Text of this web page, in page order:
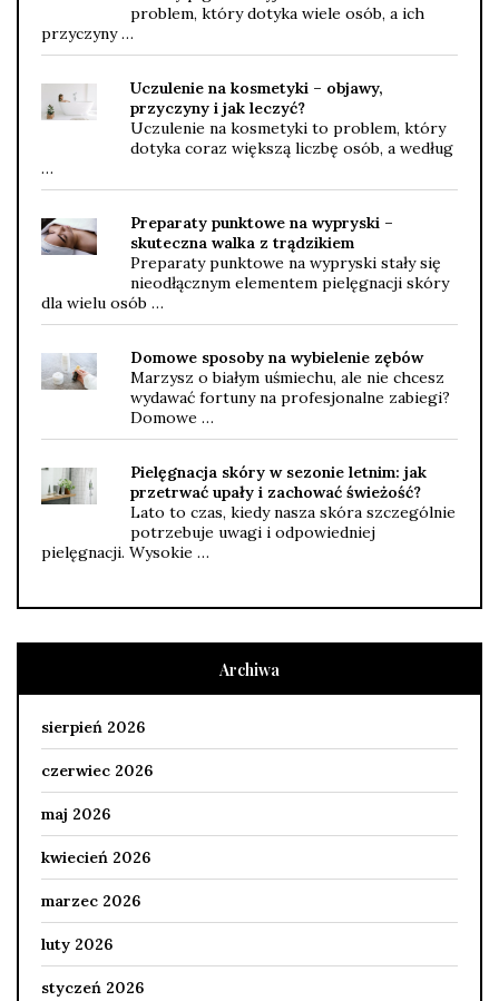
problem, który dotyka wiele osób, a ich
przyczyny …
Uczulenie na kosmetyki – objawy,
przyczyny i jak leczyć?
Uczulenie na kosmetyki to problem, który
dotyka coraz większą liczbę osób, a według
…
Preparaty punktowe na wypryski –
skuteczna walka z trądzikiem
Preparaty punktowe na wypryski stały się
nieodłącznym elementem pielęgnacji skóry
dla wielu osób …
Domowe sposoby na wybielenie zębów
Marzysz o białym uśmiechu, ale nie chcesz
wydawać fortuny na profesjonalne zabiegi?
Domowe …
Pielęgnacja skóry w sezonie letnim: jak
przetrwać upały i zachować świeżość?
Lato to czas, kiedy nasza skóra szczególnie
potrzebuje uwagi i odpowiedniej
pielęgnacji. Wysokie …
Archiwa
sierpień 2026
czerwiec 2026
maj 2026
kwiecień 2026
marzec 2026
luty 2026
styczeń 2026